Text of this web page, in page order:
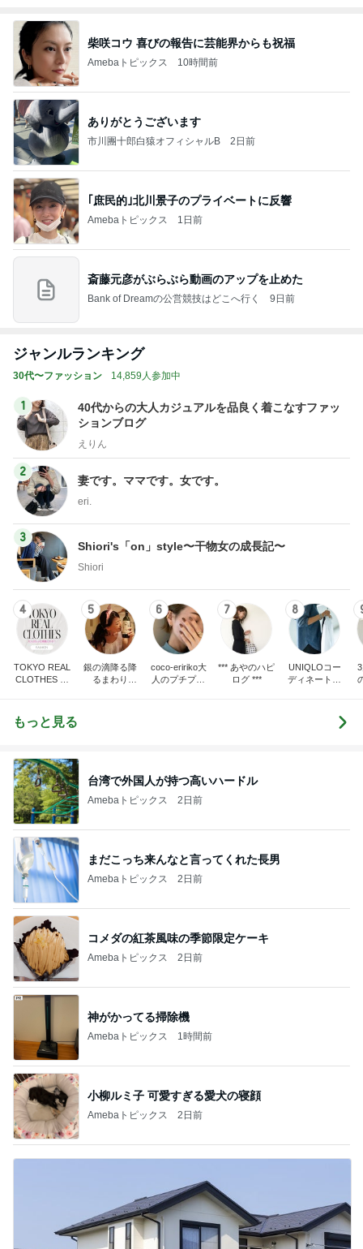
柴咲コウ 喜びの報告に芸能界からも祝福
Amebaトピックス 10時間前
ありがとうございます
市川團十郎白猿オフィシャルB 2日前
｢庶民的｣北川景子のプライベートに反響
Amebaトピックス 1日前
斎藤元彦がぶらぶら動画のアップを止めた
Bank of Dreamの公営競技はどこへ行く 9日前
ジャンルランキング
30代〜ファッション 14,859人参加中
1
40代からの大人カジュアルを品良く着こなすファッ
ションブログ
えりん
2
妻です。ママです。女です。
eri.
3
Shiori's「on」style〜干物女の成長記〜
Shiori
4
TOKYO REAL
CLOTHES 大
5
銀の滴降る降
るまわり
6
coco-eririko大
人のプチプラ
7
*** あやのハピ
ログ ***
8
UNIQLOコー
ディネート日
もっと見る
台湾で外国人が持つ高いハードル
Amebaトピックス 2日前
まだこっち来んなと言ってくれた長男
Amebaトピックス 2日前
コメダの紅茶風味の季節限定ケーキ
Amebaトピックス 2日前
神がかってる掃除機
Amebaトピックス 1時間前
小柳ルミ子 可愛すぎる愛犬の寝顔
Amebaトピックス 2日前